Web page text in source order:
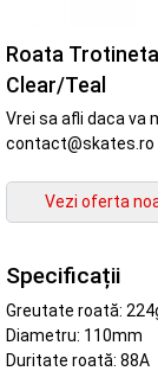
Roata
Clear/Teal
Vrei sa afli daca va
contact@skates.ro .
Specificații
Greutate roată:
Diametru: 110mm
Duritate roată: 88A